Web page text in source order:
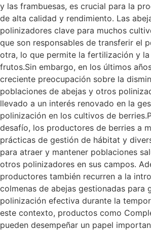
y las frambuesas, es crucial para la
de alta calidad y rendimiento. Las
polinizadores clave para muchos
que son responsables de transferir el
otra, lo que permite la fertilización y
frutos.Sin embargo, en los últimos
creciente preocupación sobre la
poblaciones de abejas y otros
llevado a un interés renovado en la
polinización en los cultivos de
desafío, los productores de berries a
prácticas de gestión de hábitat y
para atraer y mantener poblaciones
otros polinizadores en sus campos.
productores también recurren a la
colmenas de abejas gestionadas para
polinización efectiva durante la
este contexto, productos como
pueden desempeñar un papel